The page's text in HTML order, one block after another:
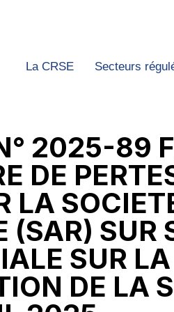
La CRSE Secteurs
2025-89
DE
LA
(SAR) SUR
SUR LA
DE LA